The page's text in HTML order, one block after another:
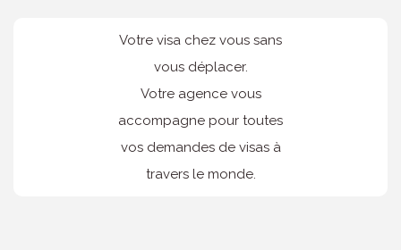
Votre visa chez vous sans
vous déplacer.
Votre agence vous
accompagne pour toutes
vos demandes de visas à
travers le monde.